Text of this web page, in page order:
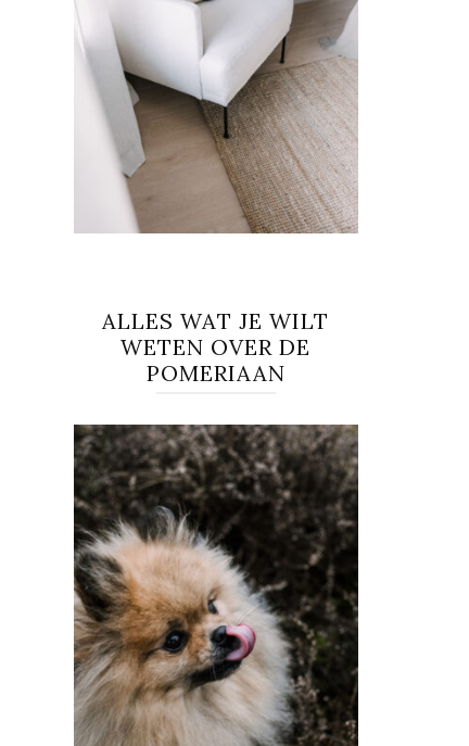
ALLES WAT JE WILT
WETEN OVER DE
POMERIAAN